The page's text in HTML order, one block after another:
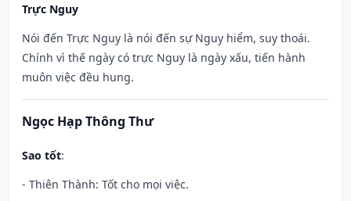
Trực Nguy
Nói đến Trực Nguy là nói đến sự Nguy hiểm, suy thoái.
Chính vì thế ngày có trực Nguy là ngày xấu, tiến hành
muôn việc đều hung.
Ngọc Hạp Thông Thư
Sao tốt:
- Thiên Thành: Tốt cho mọi việc.